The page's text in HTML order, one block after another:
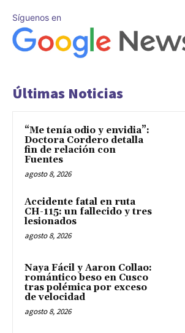
Síguenos en
Últimas Noticias
“Me tenía odio y envidia”:
Doctora Cordero detalla
fin de relación con
Fuentes
agosto 8, 2026
Accidente fatal en ruta
CH-115: un fallecido y tres
lesionados
agosto 8, 2026
Naya Fácil y Aaron Collao:
romántico beso en Cusco
tras polémica por exceso
de velocidad
agosto 8, 2026